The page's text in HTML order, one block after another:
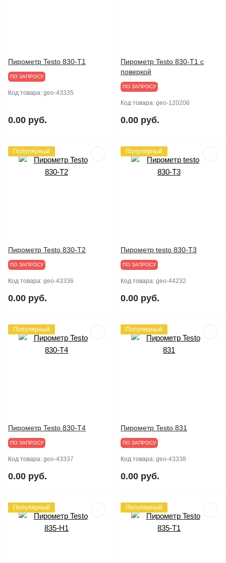
Пирометр Testo 830-T1
ПО ЗАПРОСУ
Код товара: geo-43335
0.00 руб.
Пирометр Testo 830-T1 с
поверкой
ПО ЗАПРОСУ
Код товара: geo-120206
0.00 руб.
Популярный
Пирометр Testo 830-T2
ПО ЗАПРОСУ
Код товара: geo-43336
0.00 руб.
Популярный
Пирометр testo 830-T3
ПО ЗАПРОСУ
Код товара: geo-44232
0.00 руб.
Популярный
Пирометр Testo 830-T4
ПО ЗАПРОСУ
Код товара: geo-43337
0.00 руб.
Популярный
Пирометр Testo 831
ПО ЗАПРОСУ
Код товара: geo-43338
0.00 руб.
Популярный Популярный